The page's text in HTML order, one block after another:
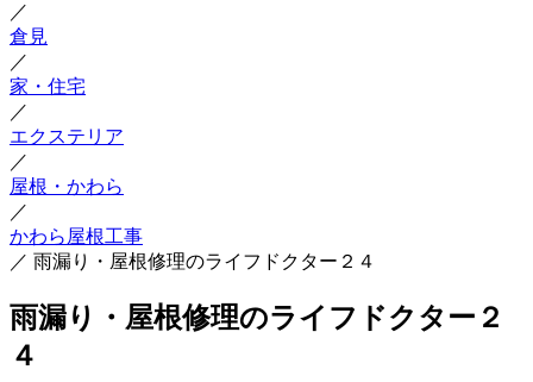
／
倉見
／
家・住宅
／
エクステリア
／
屋根・かわら
／
かわら屋根工事
／ 雨漏り・屋根修理のライフドクター２４
雨漏り・屋根修理のライフドクター２
４